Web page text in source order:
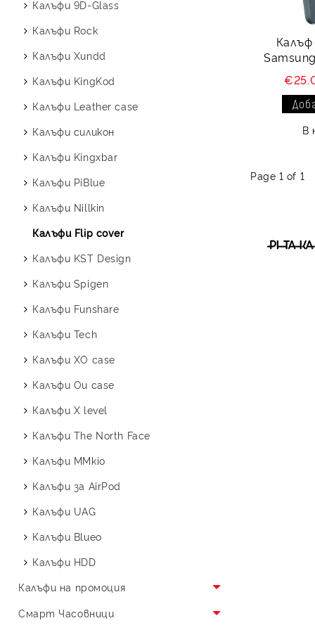
Батерии за Realme
Протектор за Iphone OG
Протектор за Iphone ESD
Протектор за Samsung XO
Протектор за Samsung
Subway
Протектори за LG
Протектори за Oppo
Subway
Протектор за камера VWK
Хендсфри XO
Хендсфри Langstom
Калъфи 9D-Glass
Калъфи Rock
Калъфи Xundd
Калъфи KingKod
Калъфи Leather case
Калъфи силикон
Калъфи Kingxbar
Калъфи PiBlue
Калъфи Nillkin
Калъфи Flip cover
Калъфи KST Design
Калъфи Spigen
Калъфи Funshare
Калъфи Tech
Калъфи XO case
Калъфи Ou case
Калъфи X level
Калъфи The North Face
Калъфи MMkio
Калъфи за AirPod
Калъфи UAG
Калъфи Blueo
Калъфи HDD
Калъфи на промоция
Калъфи X Level promo
Смарт Часовници
Калъф
В
Page 1 of 1